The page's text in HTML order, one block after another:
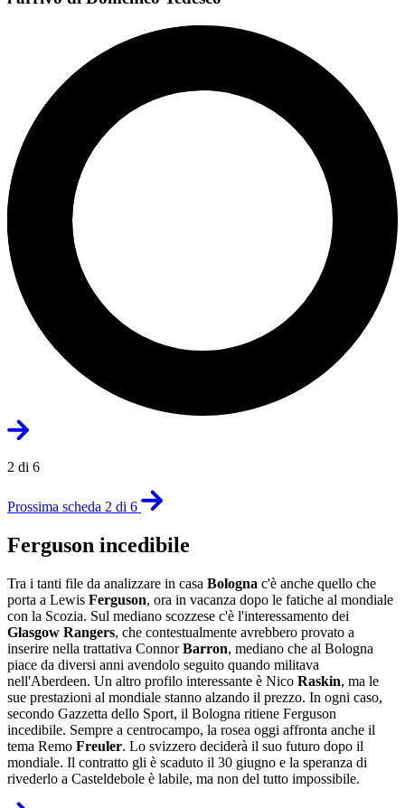
2 di 6
Prossima scheda 2 di 6
Ferguson incedibile
Tra i tanti file da analizzare in casa Bologna c'è anche quello che
porta a Lewis Ferguson, ora in vacanza dopo le fatiche al mondiale
con la Scozia. Sul mediano scozzese c'è l'interessamento dei
Glasgow Rangers, che contestualmente avrebbero provato a
inserire nella trattativa ConnorBarron, mediano che al Bologna
piace da diversi anni avendolo seguito quando militava
nell'Aberdeen. Un altro profilo interessante è Nico Raskin, ma le
sue prestazioni al mondiale stanno alzando il prezzo. In ogni caso,
secondo Gazzetta dello Sport, il Bologna ritiene Ferguson
incedibile. Sempre a centrocampo, la rosea oggi affronta anche il
tema Remo Freuler. Lo svizzero deciderà il suo futuro dopo il
mondiale. Il contratto gli è scaduto il 30 giugno e la speranza di
rivederlo a Casteldebole è labile, ma non del tutto impossibile.